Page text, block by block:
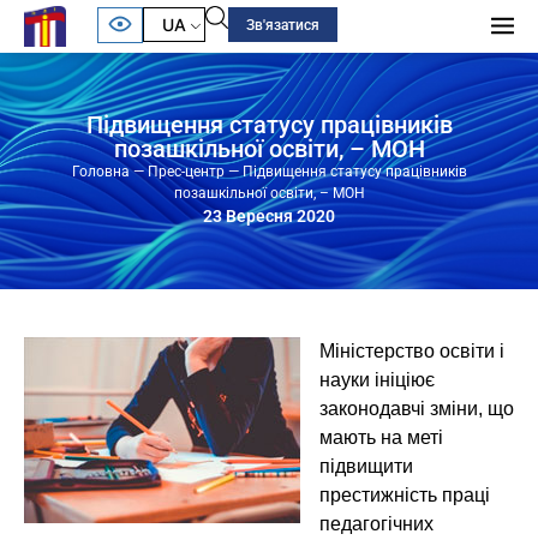
UA Зв'язатися
Підвищення статусу працівників
позашкільної освіти, – МОН
Головна—Прес-центр— Підвищення статусу працівників
позашкільної освіти, – МОН
23 Вересня 2020
Міністерство освіти і
науки ініціює
законодавчі зміни, що
мають на меті
підвищити
престижність праці
педагогічних